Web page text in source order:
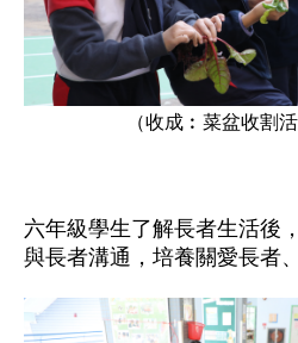
（收成︰菜盆收割活
六年級學生了解長者生活後
與長者溝通，培養關愛長者